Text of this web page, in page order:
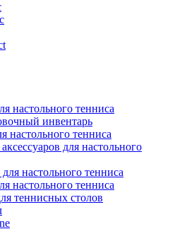
настольного тенниса
инвентарь
настольного тенниса
для настольного
настольного тенниса
настольного тенниса
теннисных столов